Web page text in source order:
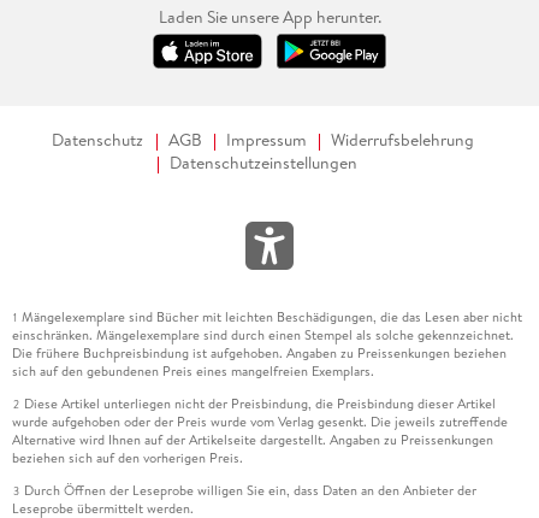
Laden Sie unsere App herunter.
Datenschutz AGB Impressum
Widerrufsbelehrung
Datenschutzeinstellungen
1 Mängelexemplare sind Bücher mit leichten Beschädigungen, die das Lesen aber nicht
einschränken. Mängelexemplare sind durch einen Stempel als solche gekennzeichnet.
Die frühere Buchpreisbindung ist aufgehoben. Angaben zu Preissenkungen beziehen
sich auf den gebundenen Preis eines mangelfreien Exemplars.
2 Diese Artikel unterliegen nicht der Preisbindung, die Preisbindung dieser Artikel
wurde aufgehoben oder der Preis wurde vom Verlag gesenkt. Die jeweils zutreffende
Alternative wird Ihnen auf der Artikelseite dargestellt. Angaben zu Preissenkungen
beziehen sich auf den vorherigen Preis.
3 Durch Öffnen der Leseprobe willigen Sie ein, dass Daten an den Anbieter der
Leseprobe übermittelt werden.